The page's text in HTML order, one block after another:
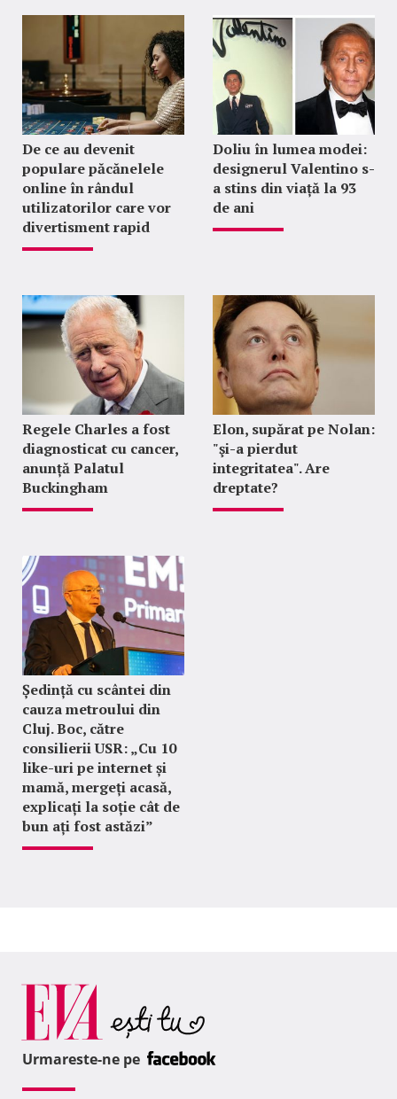
De ce au devenit
populare păcănelele
online în rândul
utilizatorilor care vor
divertisment rapid
Doliu în lumea modei:
designerul Valentino s-
a stins din viață la 93
de ani
Regele Charles a fost
diagnosticat cu cancer,
anunță Palatul
Buckingham
Elon, supărat pe Nolan:
"şi-a pierdut
integritatea". Are
dreptate?
Ședință cu scântei din
cauza metroului din
Cluj. Boc, către
consilierii USR: „Cu 10
like-uri pe internet și
mamă, mergeți acasă,
explicați la soție cât de
bun ați fost astăzi”
Urmareste-ne pe